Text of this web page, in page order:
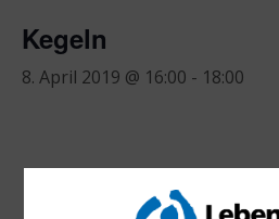
Kegeln
8. April 2019 @ 16:00 - 18:00